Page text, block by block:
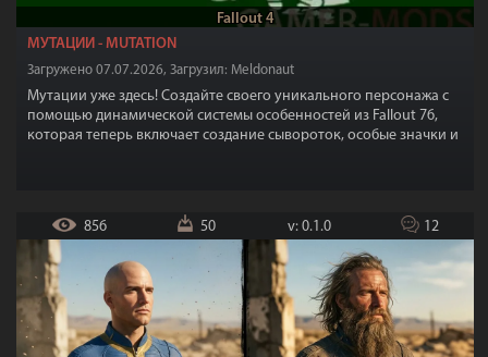
Fallout 4
МУТАЦИИ - MUTATION
Загружено 07.07.2026, Загрузил: Meldonaut
Мутации уже здесь! Создайте своего уникального персонажа с
помощью динамической системы особенностей из Fallout 76,
которая теперь включает создание сывороток, особые значки и
856 50 v: 0.1.0 12